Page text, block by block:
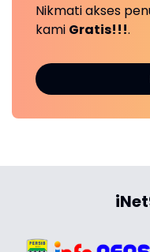
Nikmati akses
kami Gratis!!!.